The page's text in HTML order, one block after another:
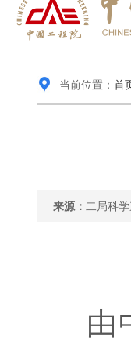
当前位置： 首
来源： 二局科
由